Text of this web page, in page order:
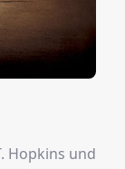
Hopkins und